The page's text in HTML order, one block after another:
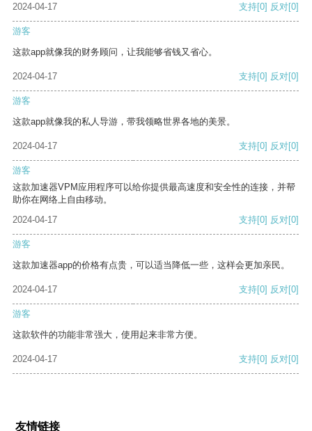
2024-04-17
支持[0] 反对[0]
游客
这款app就像我的财务顾问，让我能够省钱又省心。
2024-04-17 支持[0] 反对[0]
游客
这款app就像我的私人导游，带我领略世界各地的美景。
2024-04-17 支持[0] 反对[0]
游客
这款加速器VPM应用程序可以给你提供最高速度和安全性的连接，并帮
助你在网络上自由移动。
2024-04-17
支持[0] 反对[0]
游客
这款加速器app的价格有点贵，可以适当降低一些，这样会更加亲民。
2024-04-17 支持[0] 反对[0]
游客
这款软件的功能非常强大，使用起来非常方便。
2024-04-17 支持[0] 反对[0]
友情链接